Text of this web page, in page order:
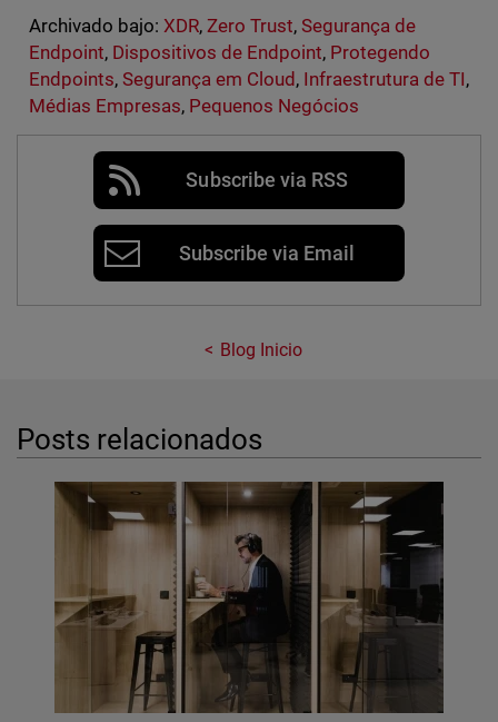
Archivado bajo: XDR, Zero Trust,Segurança de
Endpoint, Dispositivos de Endpoint, Protegendo
Endpoints, Segurança em Cloud , Infraestrutura de TI,
Médias Empresas, Pequenos Negócios
Subscribe via RSS
Subscribe via Email
Blog Inicio
Posts relacionados